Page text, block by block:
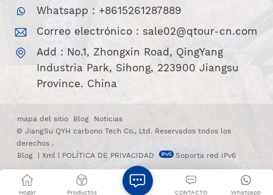
Whatsapp : +8615261287889
Correo electrónico : sale02@qtour-cn.com
Add : No.1, Zhongxin Road, QingYang
Industria Park, Sihong, 223900 Jiangsu
Province. China
mapa del sitio Blog
Noticias
© JiangSu QYH carbono Tech Co., Ltd. Reservados todos los
derechos .
Blog
Xml POLÍTICA DE PRIVACIDAD Soporta red IPv6
Hogar Productos Whatsapp
CONTACTO